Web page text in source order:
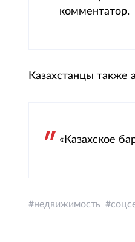
комментатор.
Казахстанцы также
«Казахское
недвижимость